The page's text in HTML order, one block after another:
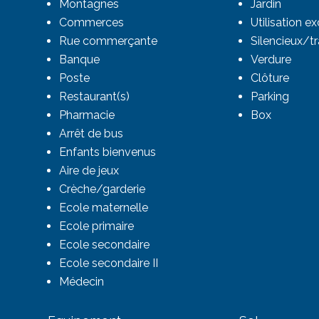
Montagnes
Commerces
Rue commerçante
Banque
Poste
Restaurant(s)
Pharmacie
Arrêt de bus
Enfants bienvenus
Aire de jeux
Crèche/garderie
Ecole maternelle
Ecole primaire
Ecole secondaire
Ecole secondaire II
Médecin
Jardin
Utilisation
Silencieux/
Verdure
Clôture
Parking
Box